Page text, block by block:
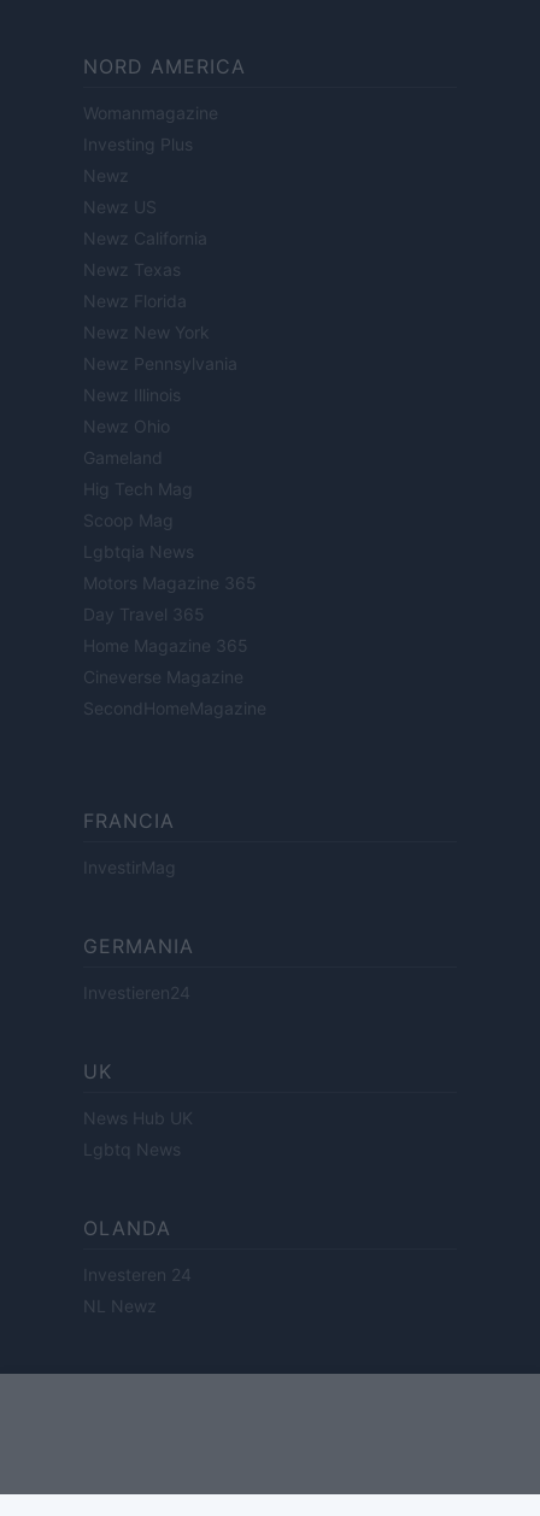
NORD AMERICA
Womanmagazine
Investing Plus
Newz
Newz US
Newz California
Newz Texas
Newz Florida
Newz New York
Newz Pennsylvania
Newz Illinois
Newz Ohio
Gameland
Hig Tech Mag
Scoop Mag
Lgbtqia News
Motors Magazine 365
Day Travel 365
Home Magazine 365
Cineverse Magazine
SecondHomeMagazine
FRANCIA
InvestirMag
GERMANIA
Investieren24
UK
News Hub UK
Lgbtq News
OLANDA
Investeren 24
NL Newz